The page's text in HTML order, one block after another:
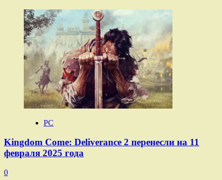
PC
Kingdom Come: Deliverance 2 перенесли на 11
февраля 2025 года
0